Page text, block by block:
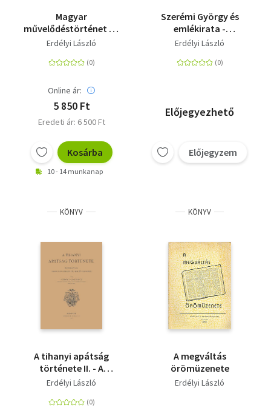
Magyar
művelődéstörténet - I.
korszak - Ősi
ig.
Erdélyi László
Online ár:
5 850 Ft
Eredeti ár: 6 500 Ft
Kosárba
10 - 14 munkanap
Szerémi György és
emlékirata -
Történelmi
Erdélyi László
Előjegyezhető
Előjegyzem
KÖNYV
A tihanyi apátság
története II. - A
Pannonhalmi Szent-
története XI.
Erdélyi László
KÖNYV
A megváltás
örömüzenete
Erdélyi László